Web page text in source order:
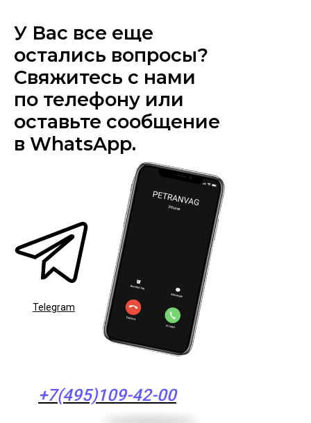
У Вас все еще
остались вопросы?
Свяжитесь с нами
по телефону или
оставьте сообщение
в WhatsApp.
Telegram
+7(495)109-42-00